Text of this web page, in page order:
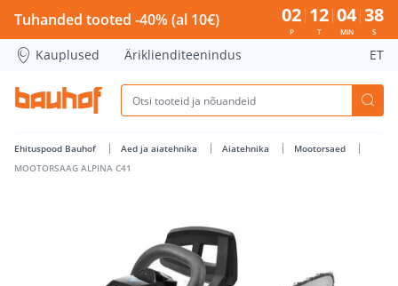
MOOTORSAAG ALPINA C41 - Bauhof has loaded
Tuhanded tooted -40% (al 10€) 02
P
12
T
04
MIN
37
S
Kauplused Äriklienditeenindus ET
Ehituspood Bauhof Aed ja aiatehnika Aiatehnika
Mootorsaed
MOOTORSAAG ALPINA C41